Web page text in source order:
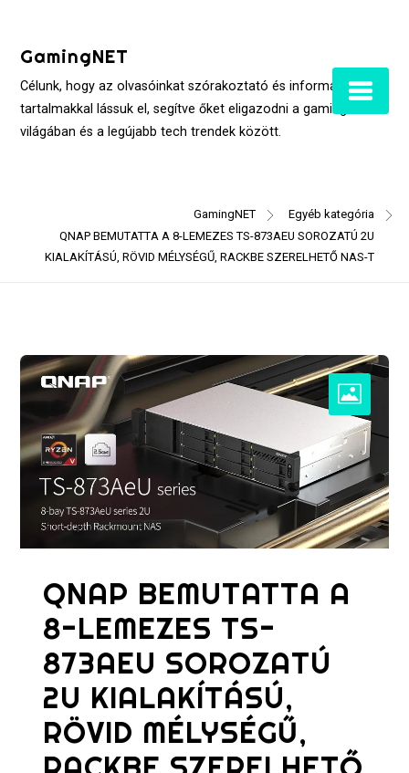
contentGamingNET
Célunk, hogy az olvasóinkat szórakoztató és informatív
tartalmakkal lássuk el, segítve őket eligazodni a gaming
világában és a legújabb tech trendek között.
GamingNET
Egyéb kategória
QNAP BEMUTATTA A 8-LEMEZES TS-873AEU SOROZATÚ 2U
KIALAKÍTÁSÚ, RÖVID MÉLYSÉGŰ, RACKBE SZERELHETŐ NAS-T
QNAP BEMUTATTA A
8-LEMEZES TS-
873AEU SOROZATÚ
2U KIALAKÍTÁSÚ,
RÖVID MÉLYSÉGŰ,